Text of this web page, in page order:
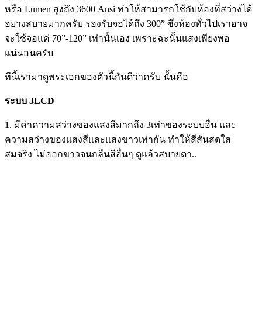
หรือ Lumen สูงถึง 3600 Ansi ทำให้สามารถใช้กับห้องที่สว่างได้
อยางสบายมากครับ รองรับจอได้ถึง 300” ซึ่งห้องทั่วไปเราอาจ
จะใช้จอแค่ 70”-120” เท่านั้นเอง เพราะฉะนั้นแสงเพียงพอ
แน่นอนครับ
ทีนี้เรามาดูพระเอกของตัวนี้กันดีว่าครับ นั้นคือ
ระบบ 3LCD
1. มีค่าความสว่างของแสงสีมากถึง 3เท่าของระบบอื่น และ
ความสว่างของแสงสีและแสงขาวเท่ากัน ทำให้สีสันสดใส
สมจริง ไม่ออกขาวจนกลืนสีอื่นๆ ดูแล้วสบายตา..